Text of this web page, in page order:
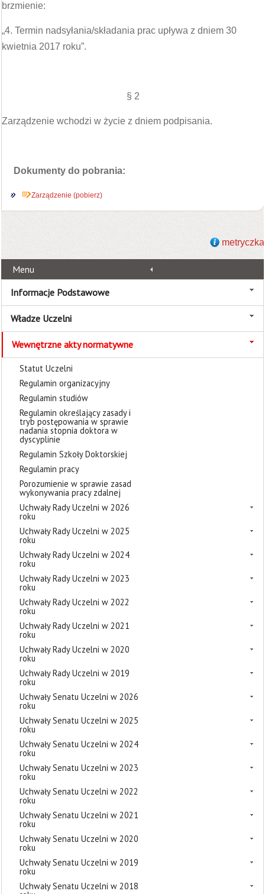
brzmienie:
„4. Termin nadsyłania/składania prac upływa z dniem 30
kwietnia 2017 roku”.
§ 2
Zarządzenie wchodzi w życie z dniem podpisania.
Dokumenty do pobrania:
Zarządzenie (pobierz)
metryczka
Menu
Informacje Podstawowe
Władze Uczelni
Wewnętrzne akty normatywne
Statut Uczelni
Regulamin organizacyjny
Regulamin studiów
Regulamin określający zasady i
tryb postępowania w sprawie
nadania stopnia doktora w
dyscyplinie
Regulamin Szkoły Doktorskiej
Regulamin pracy
Porozumienie w sprawie zasad
wykonywania pracy zdalnej
Uchwały Rady Uczelni w 2026
roku
Uchwały Rady Uczelni w 2025
roku
Uchwały Rady Uczelni w 2024
roku
Uchwały Rady Uczelni w 2023
roku
Uchwały Rady Uczelni w 2022
roku
Uchwały Rady Uczelni w 2021
roku
Uchwały Rady Uczelni w 2020
roku
Uchwały Rady Uczelni w 2019
roku
Uchwały Senatu Uczelni w 2026
roku
Uchwały Senatu Uczelni w 2025
roku
Uchwały Senatu Uczelni w 2024
roku
Uchwały Senatu Uczelni w 2023
roku
Uchwały Senatu Uczelni w 2022
roku
Uchwały Senatu Uczelni w 2021
roku
Uchwały Senatu Uczelni w 2020
roku
Uchwały Senatu Uczelni w 2019
roku
Uchwały Senatu Uczelni w 2018